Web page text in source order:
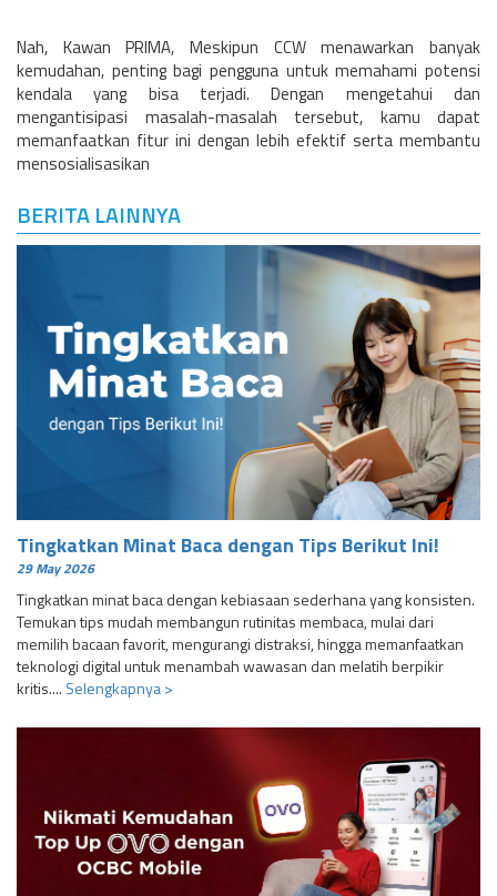
Nah, Kawan PRIMA, Meskipun CCW menawarkan banyak
kemudahan, penting bagi pengguna untuk memahami potensi
kendala yang bisa terjadi. Dengan mengetahui dan
mengantisipasi masalah-masalah tersebut, kamu dapat
memanfaatkan fitur ini dengan lebih efektif serta membantu
mensosialisasikan
BERITA LAINNYA
Tingkatkan Minat Baca dengan Tips Berikut Ini!
29 May 2026
Tingkatkan minat baca dengan kebiasaan sederhana yang konsisten.
Temukan tips mudah membangun rutinitas membaca, mulai dari
memilih bacaan favorit, mengurangi distraksi, hingga memanfaatkan
teknologi digital untuk menambah wawasan dan melatih berpikir
kritis.... Selengkapnya >